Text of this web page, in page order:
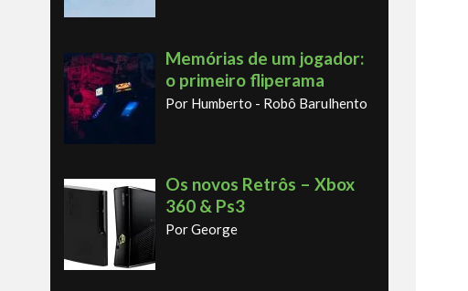
Memórias de um jogador:
o primeiro fliperama
Por Humberto - Robô Barulhento
Os novos Retrôs – Xbox
360 & Ps3
Por George